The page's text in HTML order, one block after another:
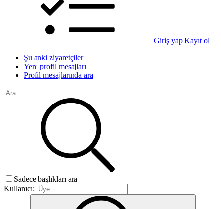
Giriş yap Kayıt ol
Şu anki ziyaretçiler
Yeni profil mesajları
Profil mesajlarında ara
Sadece başlıkları ara
Kullanıcı: